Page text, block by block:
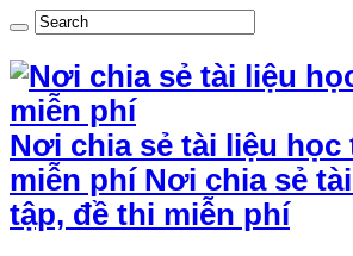
Nơi chia sẻ tài liệu học
miễn phí Nơi chia sẻ
tập, đề thi miễn phí